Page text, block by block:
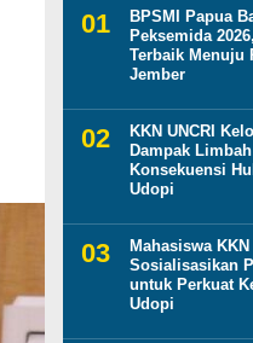
BPSMI Papua
Peksemida
Terbaik Menuju
Jember
KKN UNCRI
Dampak
Konsekuensi
Udopi
Mahasiswa KKN
Sosialisasikan
untuk Perkuat
Udopi